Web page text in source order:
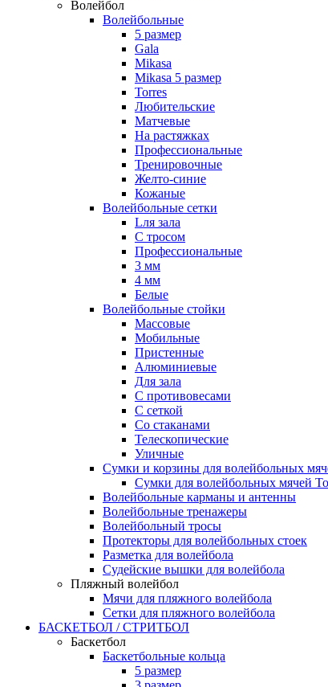
Волейбол
Волейбольные
5 размер
Gala
Mikasa
Mikasa 5 размер
Torres
Любительские
Матчевые
На растяжках
Профессиональные
Тренировочные
Желто-синие
Кожаные
Волейбольные сетки
Lля зала
C тросом
Профессиональные
3 мм
4 мм
Белые
Волейбольные стойки
Массовые
Мобильные
Пристенные
Алюминиевые
Для зала
С противовесами
С сеткой
Со стаканами
Телескопические
Уличные
Сумки и корзины для волейбольных
Сумки для волейбольных мячей
Волейбольные карманы и антенны
Волейбольные тренажеры
Волейбольный тросы
Протекторы для волейбольных стоек
Разметка для волейбола
Судейские вышки для волейбола
Пляжный волейбол
Мячи для пляжного волейбола
Сетки для пляжного волейбола
БАСКЕТБОЛ / СТРИТБОЛ
Баскетбол
Баскетбольные кольца
5 размер